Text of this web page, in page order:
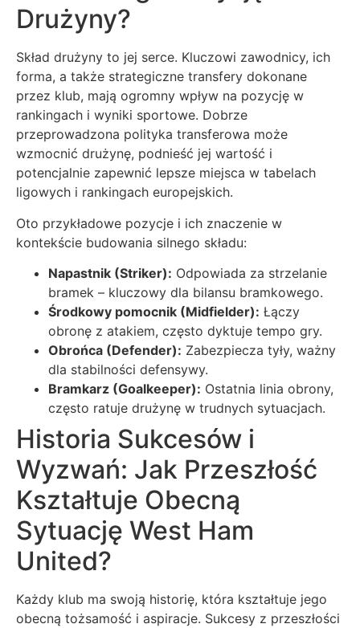
Drużyny?
Skład drużyny to jej serce. Kluczowi zawodnicy, ich
forma, a także strategiczne transfery dokonane
przez klub, mają ogromny wpływ na pozycję w
rankingach i wyniki sportowe. Dobrze
przeprowadzona polityka transferowa może
wzmocnić drużynę, podnieść jej wartość i
potencjalnie zapewnić lepsze miejsca w tabelach
ligowych i rankingach europejskich.
Oto przykładowe pozycje i ich znaczenie w
kontekście budowania silnego składu:
Napastnik (Striker): Odpowiada za strzelanie
bramek – kluczowy dla bilansu bramkowego.
Środkowy pomocnik (Midfielder): Łączy
obronę z atakiem, często dyktuje tempo gry.
Obrońca (Defender): Zabezpiecza tyły, ważny
dla stabilności defensywy.
Bramkarz (Goalkeeper): Ostatnia linia obrony,
często ratuje drużynę w trudnych sytuacjach.
Historia Sukcesów i
Wyzwań: Jak Przeszłość
Kształtuje Obecną
Sytuację West Ham
United?
Każdy klub ma swoją historię, która kształtuje jego
obecną tożsamość i aspiracje. Sukcesy z przeszłości